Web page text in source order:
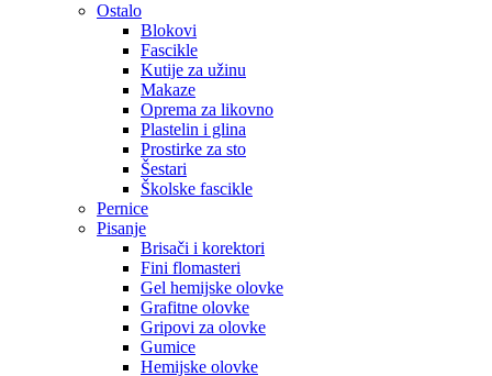
Ostalo
Blokovi
Fascikle
Kutije za užinu
Makaze
Oprema za likovno
Plastelin i glina
Prostirke za sto
Šestari
Školske fascikle
Pernice
Pisanje
Brisači i korektori
Fini flomasteri
Gel hemijske olovke
Grafitne olovke
Gripovi za olovke
Gumice
Hemijske olovke